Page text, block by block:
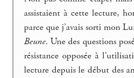
assistaient à cette lecture,
parce que j’avais sorti mon
Beune. Une des questions
résistance opposée à
lecture depuis le début des